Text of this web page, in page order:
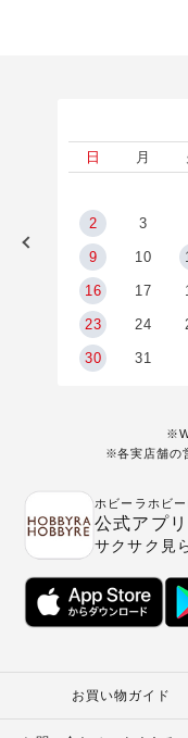
日 月
2 3
9 10
16 17
23 24
30 31
※各実店舗の
ホビーラホビー
公式アプ
サクサク見
お買い物ガイド